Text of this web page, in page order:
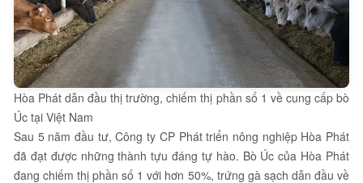
Hòa Phát dẫn đầu thị trường, chiếm thị phần số 1 về cung cấp bò
Úc tại Việt Nam
Sau 5 năm đầu tư, Công ty CP Phát triển nông nghiệp Hòa Phát
đã đạt được những thành tựu đáng tự hào. Bò Úc của Hòa Phát
đang chiếm thị phần số 1 với hơn 50%, trứng gà sạch dẫn đầu về